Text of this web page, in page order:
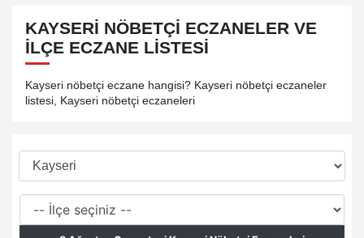
KAYSERI NÖBETÇI ECZANELER VE
İLÇE ECZANE LISTESI
Kayseri nöbetçi eczane hangisi? Kayseri nöbetçi eczaneler
listesi, Kayseri nöbetçi eczaneleri